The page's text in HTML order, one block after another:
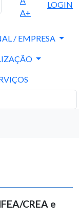
A+
LOGIN
/ EMPRESA
CREA e